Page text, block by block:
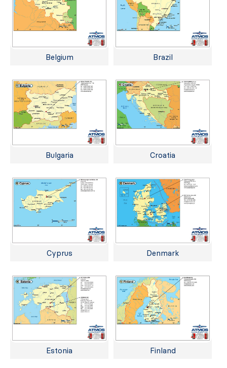
Belgium Brazil
Bulgaria Croatia
Cyprus Denmark
Estonia Finland